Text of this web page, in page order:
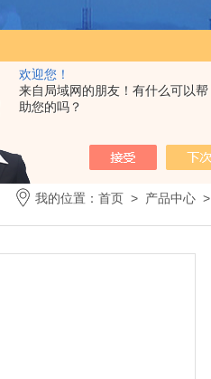
欢迎您！
来自局域网的朋友！有什么可以帮
助您的吗？
我的位置： 首页 > 产品中心 >